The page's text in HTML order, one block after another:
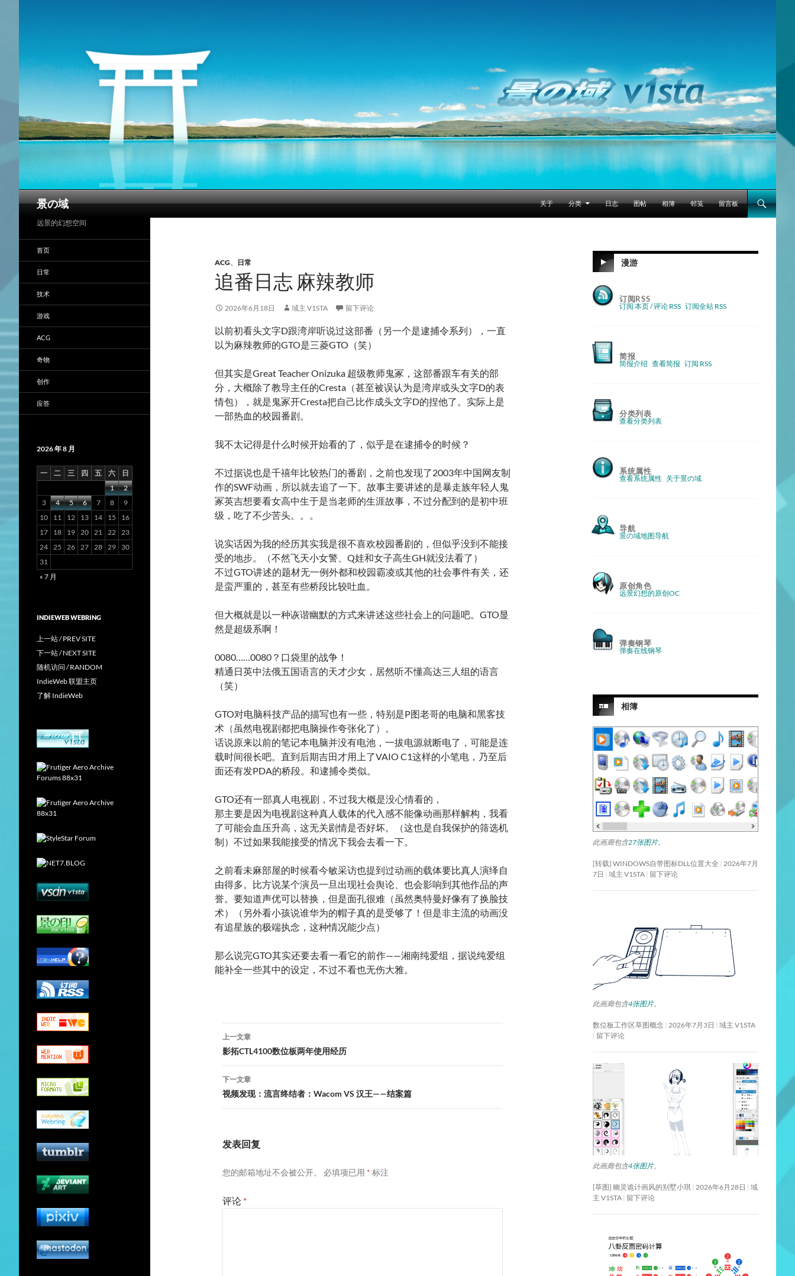
景の域
搜
跳至正文
关于
分类 日志 图帖 相簿 邻笺 留言板
ACG、 日常
追番日志 麻辣教师
2026年6月18日 域主 V1STA 留下评论
以前初看头文字D跟湾岸听说过这部番（另一个是逮捕令系列），一直
以为麻辣教师的GTO是三菱GTO（笑）
但其实是Great Teacher Onizuka 超级教师鬼冢，这部番跟车有关的部
分，大概除了教导主任的Cresta（甚至被误认为是湾岸或头文字D的表
情包），就是鬼冢开Cresta把自己比作成头文字D的捏他了。实际上是
一部热血的校园番剧。
我不太记得是什么时候开始看的了，似乎是在逮捕令的时候？
不过据说也是千禧年比较热门的番剧，之前也发现了2003年中国网友制
作的SWF动画，所以就去追了一下。故事主要讲述的是暴走族年轻人鬼
冢英吉想要看女高中生于是当老师的生涯故事，不过分配到的是初中班
级，吃了不少苦头。。。
说实话因为我的经历其实我是很不喜欢校园番剧的，但似乎没到不能接
受的地步。（不然飞天小女警、Q娃和女子高生GH就没法看了）
不过GTO讲述的题材无一例外都和校园霸凌或其他的社会事件有关，还
是蛮严重的，甚至有些桥段比较吐血。
但大概就是以一种诙谐幽默的方式来讲述这些社会上的问题吧。GTO显
然是超级系啊！
0080……0080？口袋里的战争！
精通日英中法俄五国语言的天才少女，居然听不懂高达三人组的语言
（笑）
GTO对电脑科技产品的描写也有一些，特别是P图老哥的电脑和黑客技
术（虽然电视剧都把电脑操作夸张化了）。
话说原来以前的笔记本电脑并没有电池，一拔电源就断电了，可能是连
载时间很长吧。直到后期吉田才用上了VAIO C1这样的小笔电，乃至后
面还有发PDA的桥段。和逮捕令类似。
GTO还有一部真人电视剧，不过我大概是没心情看的，
那主要是因为电视剧这种真人载体的代入感不能像动画那样解构，我看
了可能会血压升高，这无关剧情是否好坏。（这也是自我保护的筛选机
制）不过如果我能接受的情况下我会去看一下。
之前看未麻部屋的时候看今敏采访也提到过动画的载体要比真人演绎自
由得多。比方说某个演员一旦出现社会舆论、也会影响到其他作品的声
誉。要知道声优可以替换，但是面孔很难（虽然奥特曼好像有了换脸技
术）（另外看小孩说谁华为的帽子真的是受够了！但是非主流的动画没
有追星族的极端执念，这种情况能少点）
那么说完GTO其实还要去看一看它的前作——湘南纯爱组，据说纯爱组
能补全一些其中的设定，不过不看也无伤大雅。
文
章
导
航
上一文章
影拓CTL4100数位板两年使用经历
下一文章
视频发现：流言终结者：Wacom VS 汉王——结案篇
发表回复
您的邮箱地址不会被公开。 必填项已用 * 标注
评论 *
漫游
订阅RSS
订阅 本页 / 评论 RSS 订阅全站 RSS
简报
简报介绍 查看简报 订阅 RSS
分类列表
查看分类列表
系统属性
查看系统属性 关于景の域
导航
景の域地图导航
原创角色
远景幻想的原创OC
弹奏钢琴
弹奏在线钢琴
相簿
此画廊包含27张图片。
[转载] WINDOWS自带图标DLL位置大全 2026年7月
7日
域主 V1STA 留下评论
此画廊包含4张图片。
数位板工作区草图概念 2026年7月3日
域主 V1STA
留下评论
此画廊包含4张图片。
[草图] 幽灵诡计画风的别墅小琪 2026年6月28日
域
主 V1STA 留下评论
远景的幻想空间
首页
日常
技术
游戏
ACG
奇物
创作
应答
2026 年 8 月
一 二 三 四 五 六
日
1
2
3
4 5 6 7 8
9
10
11 12 13 14 15
16
17
18 19 20 21 22 23
24 25 26 27 28 29
30
31
« 7 月
INDIEWEB WEBRING
上一站 / PREV SITE
下一站 / NEXT SITE
随机访问 / RANDOM
IndieWeb 联盟主页
了解 IndieWeb